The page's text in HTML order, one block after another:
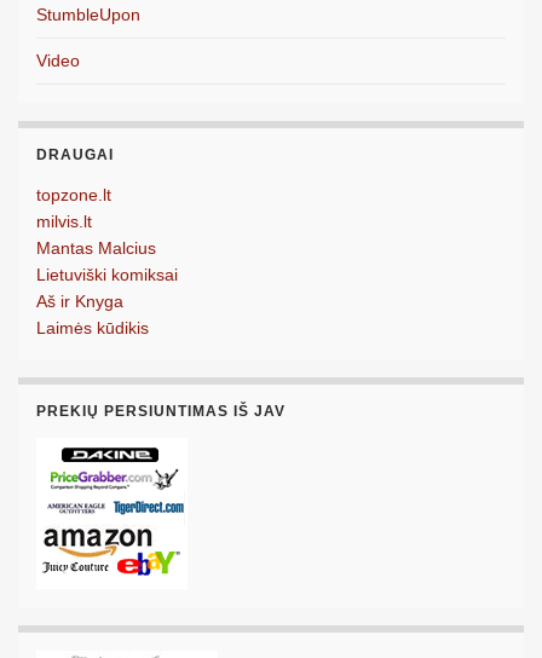
StumbleUpon
Video
DRAUGAI
topzone.lt
milvis.lt
Mantas Malcius
Lietuviški komiksai
Aš ir Knyga
Laimės kūdikis
PREKIŲ PERSIUNTIMAS IŠ JAV